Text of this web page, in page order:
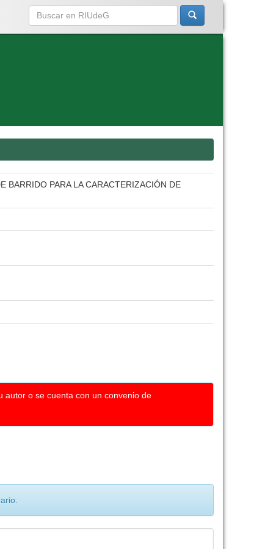
BARRIDO PARA LA CARACTERIZACIÓN DE
autor o se cuenta con un convenio de